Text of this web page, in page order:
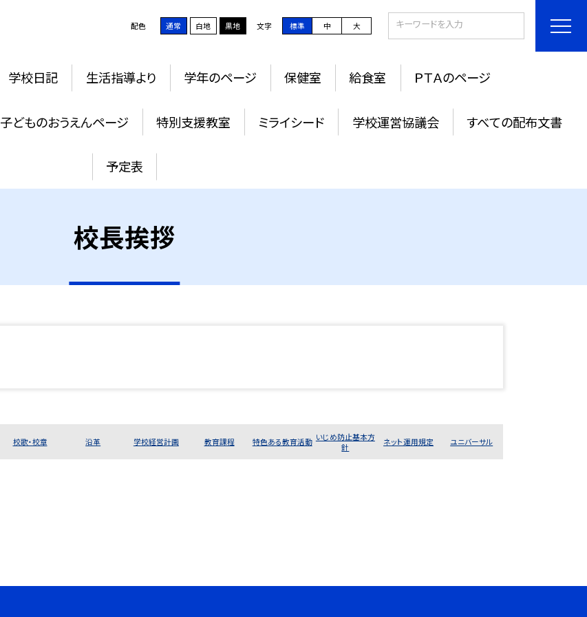
配色 通常 白地 黒地 文字 標準 中 大
学校日記 生活指導より 学年のページ 保健室 給食室 ＰＴＡのページ
子どものおうえんページ 特別支援教室 ミライシード 学校運営協議会 すべての配布文書
予定表
校長挨拶
校歌・校章 沿革 学校経営計画 教育課程 特色ある教育活動 いじめ防止基本方
針
ネット運用規定 ユニバーサル